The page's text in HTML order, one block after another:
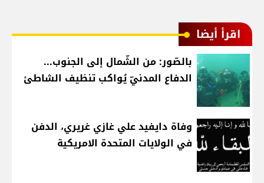
اقرأ أيضا
بالصّور: من الشّمال إلى الجنوب...
الدفاع المدنيّ يُواكب تنظيف الشاطئ
وفاة دايفيد علي غازي غريري، الدفن
في الولايات المتحدة الامريكية